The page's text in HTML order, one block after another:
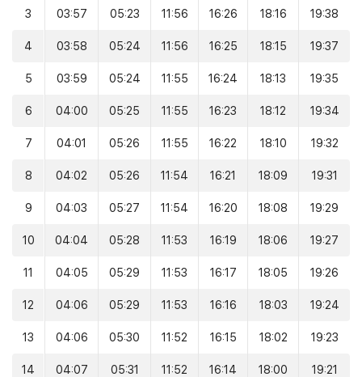
3 03:57 05:23 11:56 16:26 18:16 19:38
4 03:58 05:24 11:56 16:25 18:15 19:37
5 03:59 05:24 11:55 16:24 18:13 19:35
6 04:00 05:25 11:55 16:23 18:12 19:34
7 04:01 05:26 11:55 16:22 18:10 19:32
8 04:02 05:26 11:54 16:21 18:09 19:31
9 04:03 05:27 11:54 16:20 18:08 19:29
10 04:04 05:28 11:53 16:19 18:06 19:27
11 04:05 05:29 11:53 16:17 18:05 19:26
12 04:06 05:29 11:53 16:16 18:03 19:24
13 04:06 05:30 11:52 16:15 18:02 19:23
14 04:07 05:31 11:52 16:14 18:00 19:21